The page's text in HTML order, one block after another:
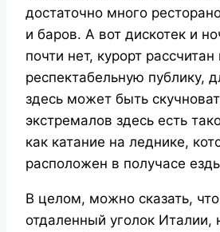
достаточно много
и баров. А вот дискотек и
почти нет, курорт рассчитан
респектабельную публику,
здесь может быть
экстремалов здесь есть
как катание на леднике,
расположен в получасе
В целом, можно сказать,
отдаленный уголок Италии,